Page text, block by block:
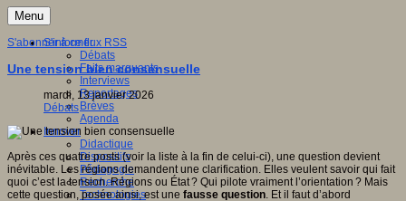
Menu
S'informer
Débats
Faits marquants
Interviews
Reportages
Brèves
Agenda
Innover
Didactique
Dispositifs
Pédagogie
Recherche
Technologies
S'abonner à ce flux RSS
Une tension bien consensuelle
mardi, 13 janvier 2026
Débats
Après ces quatre posts (voir la liste à la fin de celui-ci), une question devient
inévitable. Les régions demandent une clarification. Elles veulent savoir qui fait
quoi c’est la tension. Régions ou État ? Qui pilote vraiment l’orientation ? Mais
cette question, posée ainsi, est une fausse question. Et il faut d’abord